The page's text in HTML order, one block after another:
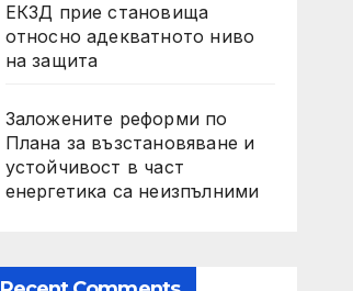
ЕКЗД прие становища
относно адекватното ниво
на защита
Заложените реформи по
Плана за възстановяване и
устойчивост в част
енергетика са неизпълними